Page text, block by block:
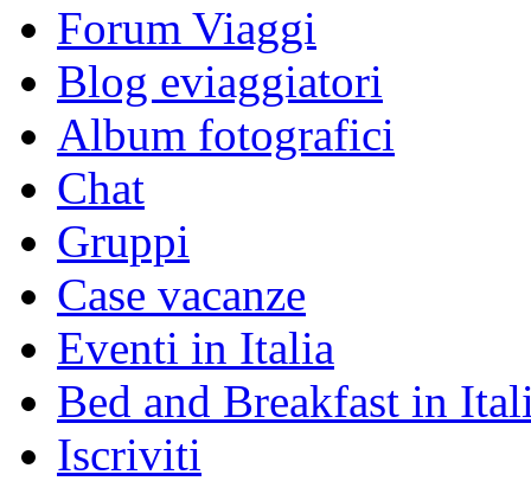
Forum Viaggi
Blog eviaggiatori
Album fotografici
Chat
Gruppi
Case vacanze
Eventi in Italia
Bed and Breakfast in
Iscriviti